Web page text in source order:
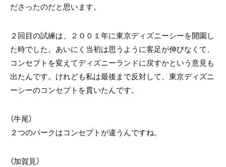
ださったのだと思います。
２回目の試練は、２００１年に東京ディズニーシーを開園し
た時でした。あいにく当初は思うように客足が伸びなくて、
コンセプトを変えてディズニーランドに戻すかという意見も
出たんです。けれども私は最後まで反対して、東京ディズニ
ーシーのコンセプトを貫いたんです。
（牛尾）
２つのパークはコンセプトが違うんですね。
（加賀見）